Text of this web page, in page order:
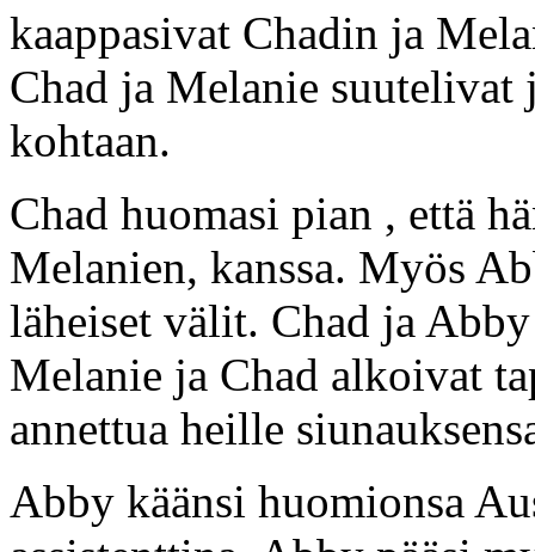
kaappasivat Chadin ja
Chad ja Melanie suutelivat
kohtaan.
Chad huomasi pian , että
Melanien, kanssa. Myös
läheiset välit. Chad ja
Melanie ja Chad alkoivat
annettua heille
Abby käänsi huomionsa